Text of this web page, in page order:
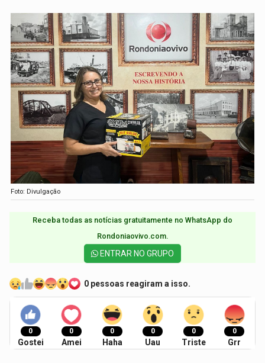
Foto: Divulgação
Receba todas as notícias gratuitamente no WhatsApp do
Rondoniaovivo.com.​
ENTRAR NO GRUPO
0 pessoas reagiram a isso.
0
Gostei
0
Amei
0
Haha
0
Uau
0
Triste
0
Grr